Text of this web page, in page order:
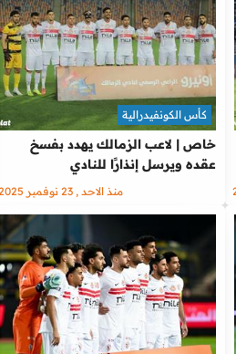
خاص | لاعب الزمالك يهدد بفسخ
عقده ويرسل إنذارًا للنادي
كأس الكونفيدرالية
منذ الاحد , 23 نوفمبر 2025